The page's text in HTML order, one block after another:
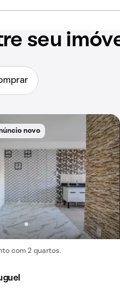
seu
novo
com 2 quartos.